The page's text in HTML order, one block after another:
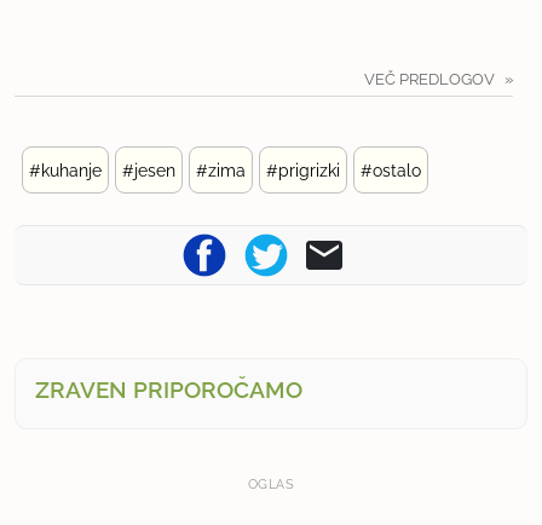
VEČ PREDLOGOV
#kuhanje #jesen #zima #prigrizki #ostalo
ZRAVEN PRIPOROČAMO
OGLAS